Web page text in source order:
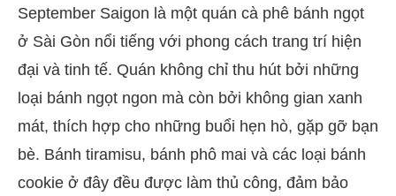
September Saigon là một quán cà phê bánh ngọt
ở Sài Gòn nổi tiếng với phong cách trang trí hiện
đại và tinh tế. Quán không chỉ thu hút bởi những
loại bánh ngọt ngon mà còn bởi không gian xanh
mát, thích hợp cho những buổi hẹn hò, gặp gỡ bạn
bè. Bánh tiramisu, bánh phô mai và các loại bánh
cookie ở đây đều được làm thủ công, đảm bảo